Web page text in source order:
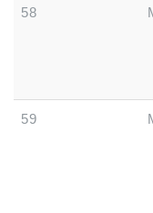
58
59